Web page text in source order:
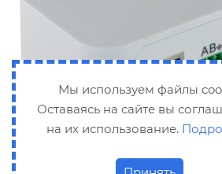
Мы используем файлы
Оставаясь на сайте вы
на их использование.